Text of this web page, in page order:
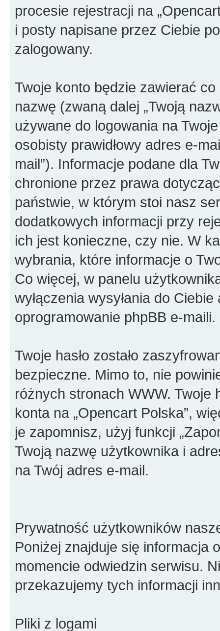
procesie rejestracji na
i posty napisane przez Ciebie
zalogowany.
Twoje konto będzie zawierać
nazwę (zwaną dalej „Twoją
używane do logowania na
osobisty prawidłowy adres e-
mail”). Informacje podane dla
chronione przez prawa
państwie, w którym stoi nasz
dodatkowych informacji przy
ich jest konieczne, czy nie. W
wybrania, które informacje o
Co więcej, w panelu
wyłączenia wysyłania do
oprogramowanie phpBB e-maili.
Twoje hasło zostało
bezpieczne. Mimo to, nie
różnych stronach WWW. Twoje
konta na „Opencart Polska”,
je zapomnisz, użyj funkcji
Twoją nazwę użytkownika i
na Twój adres e-mail.
Prywatność użytkowników
Poniżej znajduje się informacja
momencie odwiedzin serwisu.
przekazujemy tych informacji
Pliki z logami